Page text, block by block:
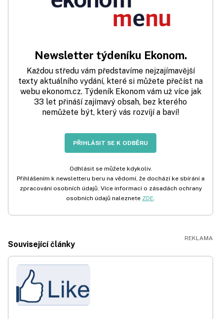
Newsletter týdeníku Ekonom.
Každou středu vám představíme nejzajímavější
texty aktuálního vydání, které si můžete přečíst na
webu ekonom.cz. Týdeník Ekonom vám už více jak
33 let přináší zajímavý obsah, bez kterého
nemůžete být, který vás rozvíjí a baví!
PŘIHLÁSIT SE K ODBĚRU
Odhlásit se můžete kdykoliv.
Přihlášením k newsletteru beru na vědomí, že dochází ke sbírání a
zpracování osobních údajů. Více informací o zásadách ochrany
osobních údajů naleznete ZDE
Související články